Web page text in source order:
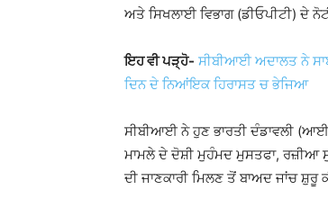
ਅਤੇ ਸਿਖਲਾਈ ਵਿਭਾਗ (ਡੀਓਪੀਟੀ) ਦੇ
ਇਹ ਵੀ ਪੜ੍ਹੋ- ਸੀਬੀਆਈ ਅਦਾਲਤ ਨੇ
ਦਿਨ ਦੇ ਨਿਆਂਇਕ ਹਿਰਾਸਤ ਚ ਭੇਜਿਆ
ਸੀਬੀਆਈ ਨੇ ਹੁਣ ਭਾਰਤੀ ਦੰਡਾਵਲੀ
ਮਾਮਲੇ ਦੇ ਦੋਸ਼ੀ ਮੁਹੰਮਦ ਮੁਸਤਫਾ, ਰਜ਼ੀਆ
ਦੀ ਜਾਣਕਾਰੀ ਮਿਲਣ ਤੋਂ ਬਾਅਦ ਜਾਂਚ ਸ਼ੁਰੂ